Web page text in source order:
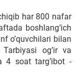
har 800 nafar
boshlang’ich
o’quvchilari bilan
og’ir va
4 soat targ’ibot -